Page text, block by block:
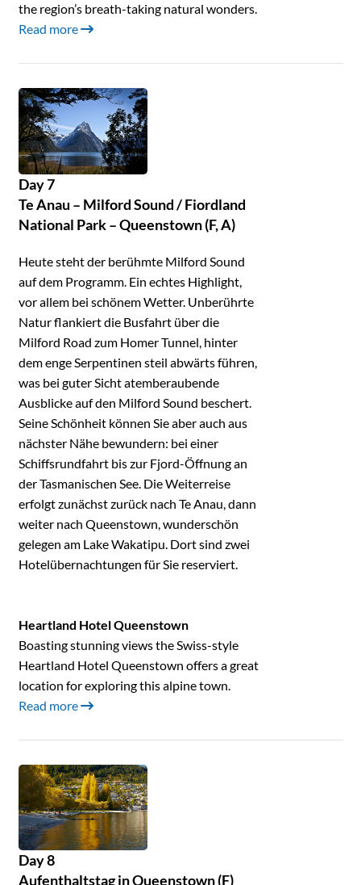
the region’s breath-taking natural wonders.
Read more
Day 7
Te Anau – Milford Sound / Fiordland
National Park – Queenstown (F, A)
Heute steht der berühmte Milford Sound
auf dem Programm. Ein echtes Highlight,
vor allem bei schönem Wetter. Unberührte
Natur flankiert die Busfahrt über die
Milford Road zum Homer Tunnel, hinter
dem enge Serpentinen steil abwärts führen,
was bei guter Sicht atemberaubende
Ausblicke auf den Milford Sound beschert.
Seine Schönheit können Sie aber auch aus
nächster Nähe bewundern: bei einer
Schiffsrundfahrt bis zur Fjord-Öffnung an
der Tasmanischen See. Die Weiterreise
erfolgt zunächst zurück nach Te Anau, dann
weiter nach Queenstown, wunderschön
gelegen am Lake Wakatipu. Dort sind zwei
Hotelübernachtungen für Sie reserviert.
Heartland Hotel Queenstown
Boasting stunning views the Swiss-style
Heartland Hotel Queenstown offers a great
location for exploring this alpine town.
Read more
Day 8
Aufenthaltstag in Queenstown (F)